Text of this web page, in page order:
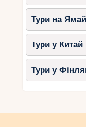
Тури на
Тури у Китай
Тури у